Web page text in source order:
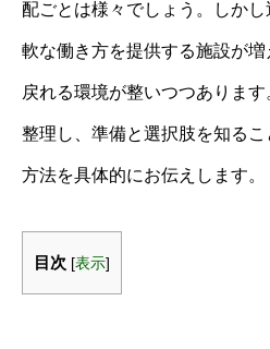
配ごとは様々でしょう。しか
軟な働き方を提供する施設が
戻れる環境が整いつつありま
整理し、準備と選択肢を知る
方法を具体的にお伝えします。
目次 [表示]